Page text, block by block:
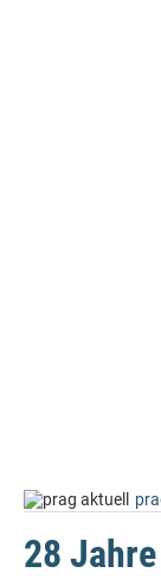
28